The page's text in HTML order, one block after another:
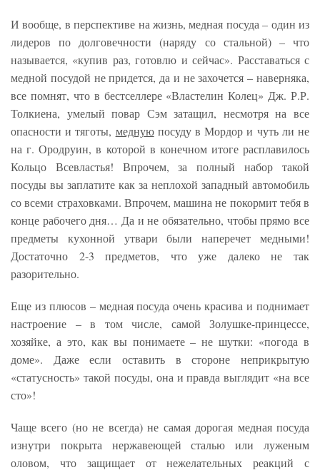
И вообще, в перспективе на жизнь, медная посуда – один из
лидеров по долговечности (наряду со стальной) – что
называется, «купив раз, готовлю и сейчас». Расставаться с
медной посудой не придется, да и не захочется – наверняка,
все помнят, что в бестселлере «Властелин Колец» Дж. Р.Р.
Толкиена, умелый повар Сэм затащил, несмотря на все
опасности и тяготы, меднуюпосуду в Мордор и чуть ли не
на г. Ородруин, в которой в конечном итоге расплавилось
Кольцо Всевластья! Впрочем, за полный набор такой
посуды вы заплатите как за неплохой западный автомобиль
со всеми страховками. Впрочем, машина не покормит тебя в
конце рабочего дня… Да и не обязательно, чтобы прямо все
предметы кухонной утвари были наперечет медными!
Достаточно 2-3 предметов, что уже далеко не так
разорительно.
Еще из плюсов – медная посуда очень красива и поднимает
настроение – в том числе, самой Золушке-принцессе,
хозяйке, а это, как вы понимаете – не шутки: «погода в
доме». Даже если оставить в стороне неприкрытую
«статусность» такой посуды, она и правда выглядит «на все
сто»!
Чаще всего (но не всегда) не самая дорогая медная посуда
изнутри покрыта нержавеющей сталью или луженым
оловом, что защищает от нежелательных реакций с